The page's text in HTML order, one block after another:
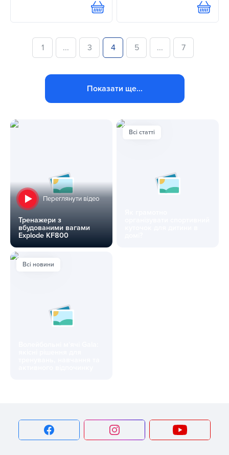
Купити Купити
1 ... 3 4 5 ... 7
Показати ще...
Переглянути відео
Тренажери з
вбудованими вагами
Explode KF800
Тренажери з вбудованими вагами Explode KF800
Всі статті
Всі новини